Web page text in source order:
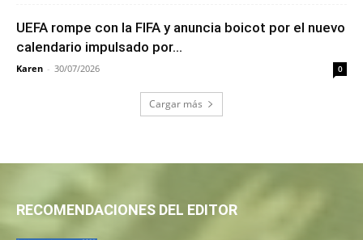
UEFA rompe con la FIFA y anuncia boicot por el nuevo
calendario impulsado por...
Karen - 30/07/2026 0
Cargar más
RECOMENDACIONES DEL EDITOR